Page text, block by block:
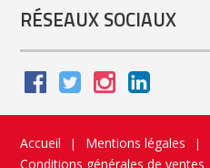
Website *
RÉSEAUX SOCIAUX
Accueil | Mentions légales |
Conditions générales de ventes